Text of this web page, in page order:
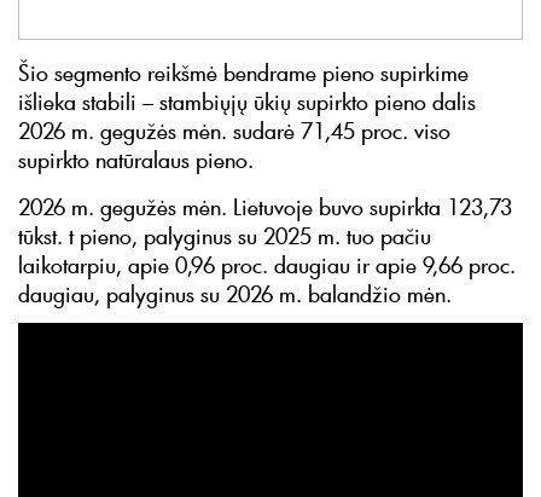
Šio segmento reikšmė bendrame pieno supirkime
išlieka stabili – stambiųjų ūkių supirkto pieno dalis
2026 m. gegužės mėn. sudarė 71,45 proc. viso
supirkto natūralaus pieno.
2026 m. gegužės mėn. Lietuvoje buvo supirkta 123,73
tūkst. t pieno, palyginus su 2025 m. tuo pačiu
laikotarpiu, apie 0,96 proc. daugiau ir apie 9,66 proc.
daugiau, palyginus su 2026 m. balandžio mėn.